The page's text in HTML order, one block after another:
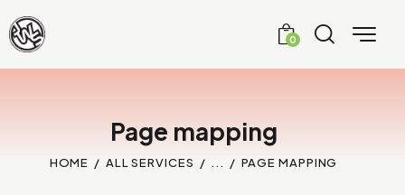
0
Page mapping
HOME ALL SERVICES ... PAGE MAPPING